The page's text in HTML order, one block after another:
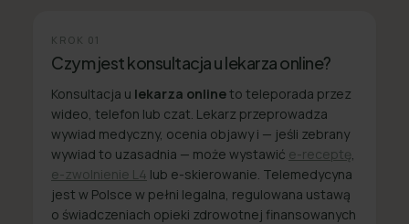
KROK 01
Czym jest konsultacja u lekarza online?
Konsultacja u lekarza onlineto teleporada przez
wideo, telefon lub czat. Lekarz przeprowadza
wywiad medyczny, ocenia objawy i — jeśli zebrany
wywiad to uzasadnia — może wystawić e-receptę
e-zwolnienie L4 lub e-skierowanie. Telemedycyna
jest w Polsce w pełni legalna, regulowana ustawą
o świadczeniach opieki zdrowotnej finansowanych